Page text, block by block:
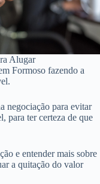
Alugar
Formoso fazendo a
negociação para evitar
para ter certeza de que
e entender mais sobre
a quitação do valor